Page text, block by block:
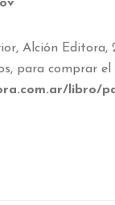
Alción Editora,
para comprar
libro/